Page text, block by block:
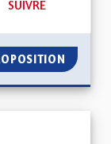
49 ABONNÉS
SUIVRE
A